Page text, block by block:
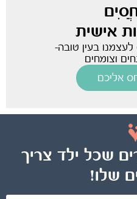
אישית
בעין טובה-
וצומחים
אליכם
6 דברים שכל ילד צריך
שלו!